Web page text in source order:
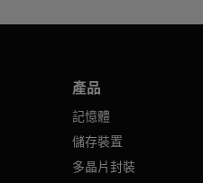
產品
記憶體
儲存裝置
多晶片封裝